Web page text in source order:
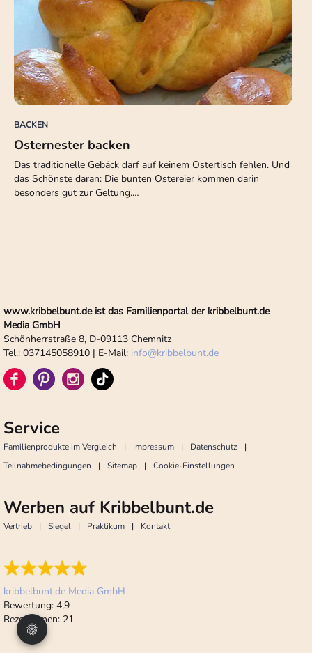
BACKEN
Osternester backen
Das traditionelle Gebäck darf auf keinem Ostertisch fehlen. Und
das Schönste daran: Die bunten Ostereier kommen darin
besonders gut zur Geltung.…
www.kribbelbunt.de ist das Familienportal der kribbelbunt.de
Media GmbH
Schönherrstraße 8, D-09113 Chemnitz
Tel.: 037145058910 | E-Mail: info@kribbelbunt.de
Service
Familienprodukte im Vergleich Impressum
Datenschutz
Teilnahmebedingungen
Sitemap Cookie-Einstellungen
Werben auf Kribbelbunt.de
Vertrieb Siegel Praktikum Kontakt
kribbelbunt.de Media GmbH
Bewertung: 4,9
Rezensionen: 21